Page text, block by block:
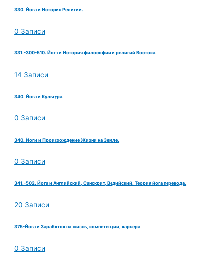
330. Йога и История Религии.
0 Записи
331.-300-510. Йога и История философии и религий Востока.
14 Записи
340. Йога и Культура.
0 Записи
340. Йоги и Происхождение Жизни на Земле.
0 Записи
341.-502. Йога и Английский, Санскрит, Ведийский. Теория йога перевода.
20 Записи
375-Йога и Заработок на жизнь, компетенции, карьера
0 Записи